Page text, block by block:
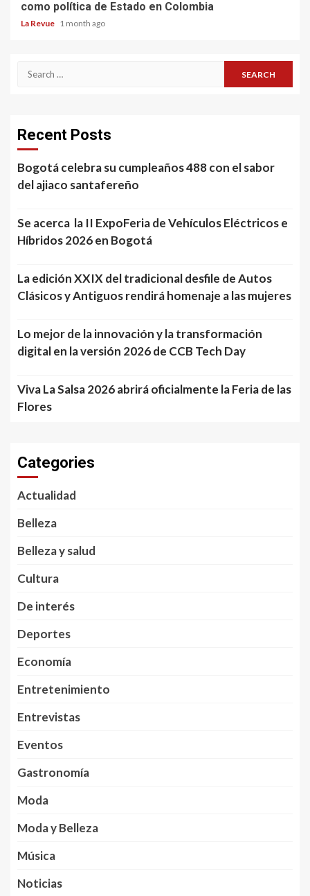
como política de Estado en Colombia
La Revue 1 month ago
Search
Recent Posts
Bogotá celebra su cumpleaños 488 con el sabor
del ajiaco santafereño
Se acerca la II ExpoFeria de Vehículos Eléctricos e
Híbridos 2026 en Bogotá
La edición XXIX del tradicional desfile de Autos
Clásicos y Antiguos rendirá homenaje a las mujeres
Lo mejor de la innovación y la transformación
digital en la versión 2026 de CCB Tech Day
Viva La Salsa 2026 abrirá oficialmente la Feria de las
Flores
Categories
Actualidad
Belleza
Belleza y salud
Cultura
De interés
Deportes
Economía
Entretenimiento
Entrevistas
Eventos
Gastronomía
Moda
Moda y Belleza
Música
Noticias